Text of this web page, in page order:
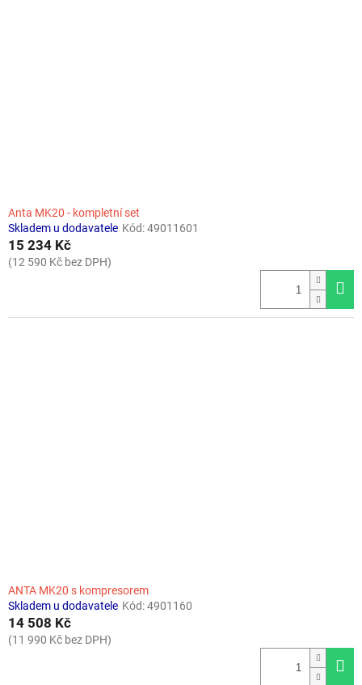
Anta MK20 - kompletní set
Skladem u dodavatele Kód:49011601
15 234 Kč
(12 590 Kč bez DPH)
ANTA MK20 s kompresorem
Skladem u dodavatele Kód:4901160
14 508 Kč
(11 990 Kč bez DPH)